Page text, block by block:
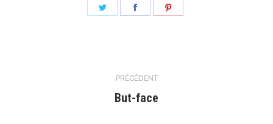
Partager
Partager
PRÉCÉDENT
Article
But-face